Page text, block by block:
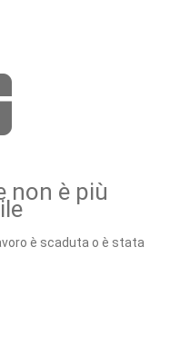
non è più
è scaduta o è stata